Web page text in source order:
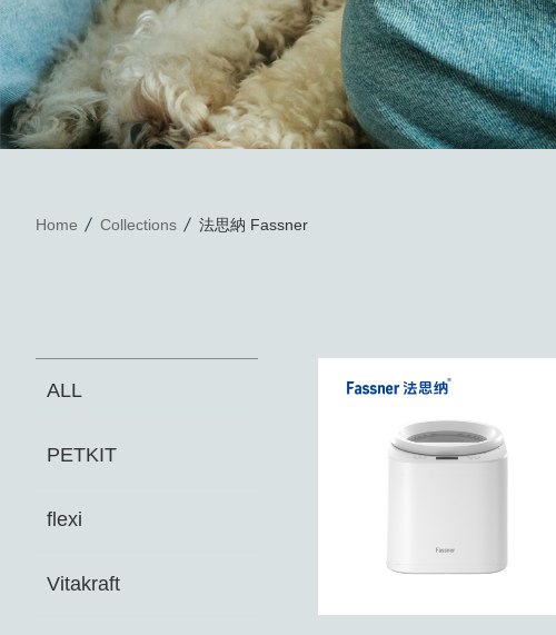
Home Collections 法思納 Fassner
ALL
PETKIT
flexi
Vitakraft